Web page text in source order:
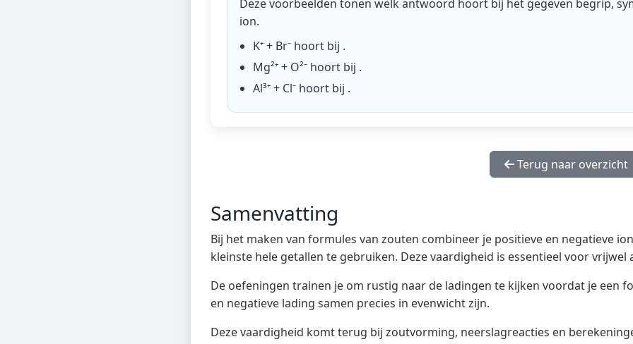
Deze voorbeelden tonen welk antwoord hoort bij het gegeven begrip,
ion.
K⁺ + Br⁻ hoort bij .
Mg²⁺ + O²⁻ hoort bij .
Al³⁺ + Cl⁻ hoort bij .
Terug naar overzicht
Samenvatting
Bij het maken van formules van zouten combineer je positieve en negatieve
kleinste hele getallen te gebruiken. Deze vaardigheid is essentieel voor vrijwel
De oefeningen trainen je om rustig naar de ladingen te kijken voordat je een
en negatieve lading samen precies in evenwicht zijn.
Deze vaardigheid komt terug bij zoutvorming, neerslagreacties en